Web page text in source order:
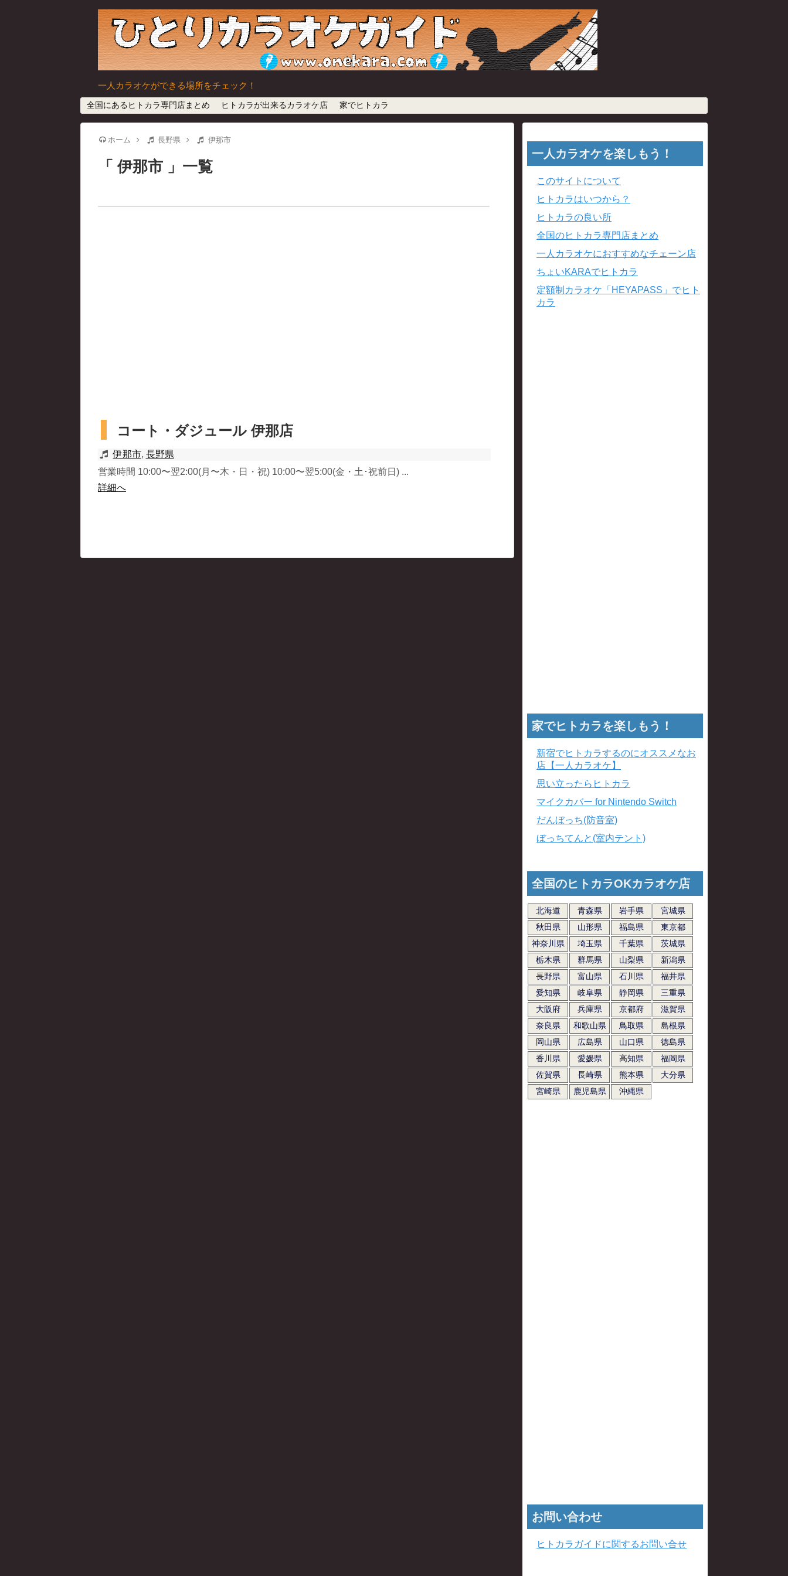
一人カラオケができる場所をチェック！
全国にあるヒトカラ専門店まとめ ヒトカラが出来るカラオケ店 家でヒトカラ
ホーム 長野県 伊那市
伊那市 一覧
コート・ダジュール 伊那店
伊那市, 長野県
営業時間 10:00〜翌2:00(月〜木・日・祝) 10:00〜翌5:00(金・土･祝前日) ...
詳細へ
一人カラオケを楽しもう！
このサイトについて
ヒトカラはいつから？
ヒトカラの良い所
全国のヒトカラ専門店まとめ
一人カラオケにおすすめなチェーン店
ちょいKARAでヒトカラ
定額制カラオケ「HEYAPASS」でヒト
カラ
家でヒトカラを楽しもう！
新宿でヒトカラするのにオススメなお
店【一人カラオケ】
思い立ったらヒトカラ
マイクカバー for Nintendo Switch
だんぼっち(防音室)
ぼっちてんと(室内テント)
全国のヒトカラOKカラオケ店
北海道 青森県 岩手県
宮城県
秋田県
山形県 福島県
東京都
神奈川県
埼玉県 千葉県
茨城県
栃木県
群馬県 山梨県
新潟県
長野県
富山県 石川県
福井県
愛知県
岐阜県 静岡県
三重県
大阪府
兵庫県 京都府
滋賀県
奈良県
和歌山県 鳥取県
島根県
岡山県
広島県 山口県
徳島県
香川県
愛媛県 高知県
福岡県
佐賀県
長崎県 熊本県
大分県
宮崎県
鹿児島県 沖縄県
お問い合わせ
ヒトカラガイドに関するお問い合せ